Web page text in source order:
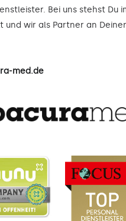
Bei uns stehst Du
und wir als Partner an Deiner
med.de